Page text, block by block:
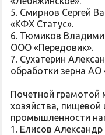
5. Смирнов Сергей
«КФХ Статус».
6. Тюмиков
ООО «Передовик».
7. Сухатерин
обработки зерна АО
Почетной грамотой
хозяйства,
промышленности
1. Елисов